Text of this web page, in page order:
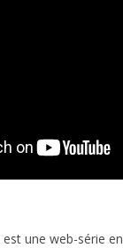
est une web-série